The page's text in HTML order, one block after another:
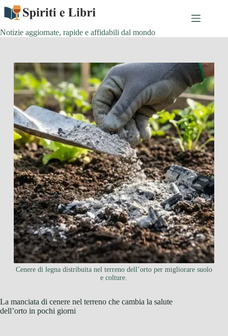
Salta
contenuto
Notizie aggiornate, rapide e affidabili dal mondo
Cenere di legna distribuita nel terreno dell’orto per migliorare suolo
e colture.
La manciata di cenere nel terreno che cambia la salute
dell’orto in pochi giorni